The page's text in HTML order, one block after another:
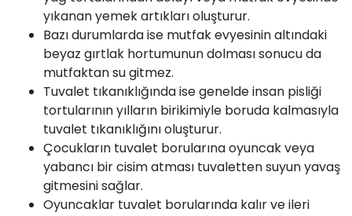
yıkanan yemek artıkları oluşturur.
Bazı durumlarda ise mutfak evyesinin altındaki
beyaz gırtlak hortumunun dolması sonucu da
mutfaktansugitmez.
Tuvalet tıkanıklığında ise genelde insan pisliği
tortularının yılların birikimiyle boruda kalmasıyla
tuvalet tıkanıklığını oluşturur.
Çocukların tuvalet borularına oyuncak veya
yabancı bir cisim atması tuvaletten suyun yavaş
gitmesini sağlar.
Oyuncaklar tuvalet borularında kalır ve ileri